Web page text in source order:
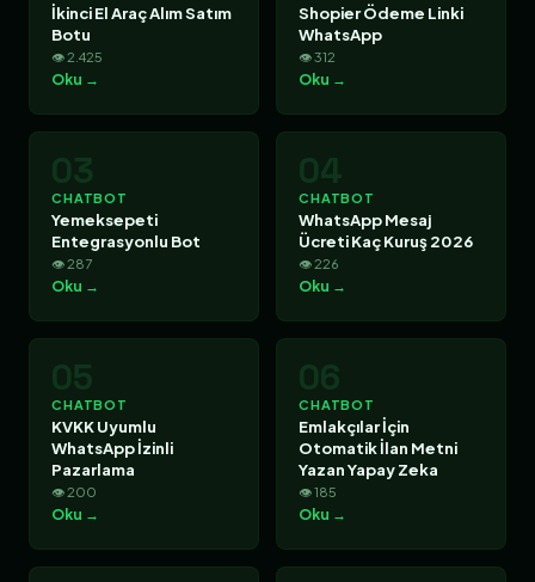
İkinci El Araç Alım Satım
Botu
👁 2.425
Oku →
Shopier Ödeme Linki
WhatsApp
👁 312
Oku →
03
CHATBOT
Yemeksepeti
Entegrasyonlu Bot
👁 287
Oku →
04
CHATBOT
WhatsApp Mesaj
Ücreti Kaç Kuruş 2026
👁 226
Oku →
05
CHATBOT
KVKK Uyumlu
WhatsApp İzinli
Pazarlama
👁 200
Oku →
06
CHATBOT
Emlakçılar İçin
Otomatik İlan Metni
Yazan Yapay Zeka
👁 185
Oku →